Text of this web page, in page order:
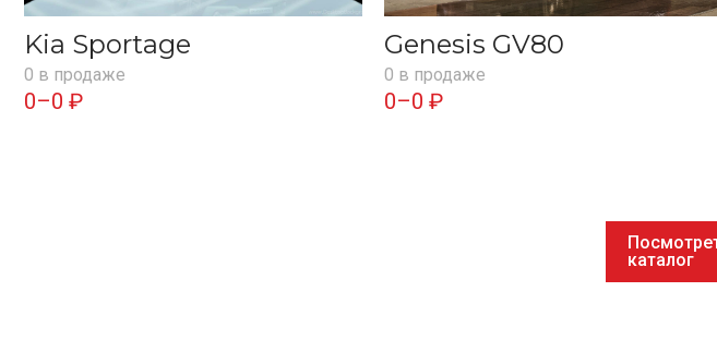
Kia Sportage
0 в продаже
0–0 ₽
Genesis GV80
0 в продаже
0–0 ₽
каталог